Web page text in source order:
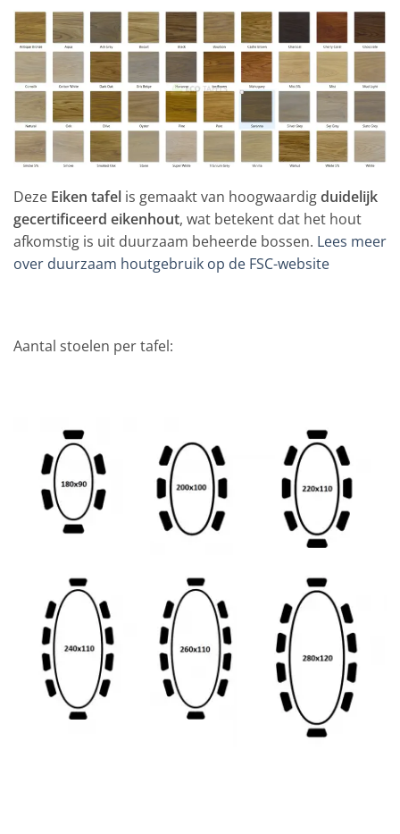
Deze Eiken tafel is gemaakt van hoogwaardigduidelijk
gecertificeerd eikenhout, wat betekent dat het hout
afkomstig is uit duurzaam beheerde bossen. Lees meer
over duurzaam houtgebruik op de FSC-website
Aantal stoelen per tafel: